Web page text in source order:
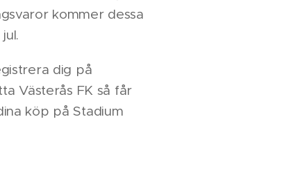
kommer dessa
dig på
Västerås FK så får
köp på Stadium